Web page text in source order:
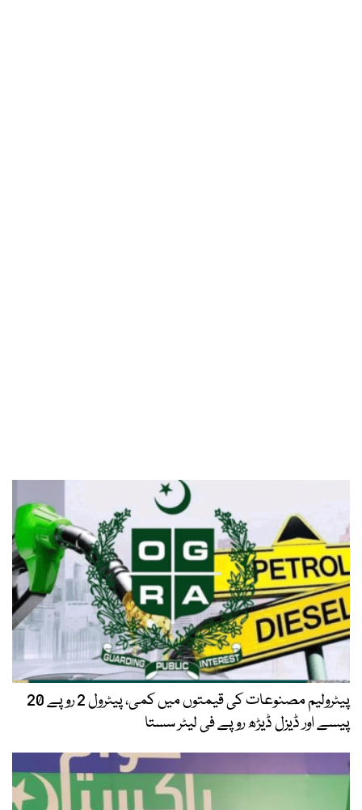
پیٹرولیم مصنوعات کی قیمتوں میں کمی، پیٹرول 2 روپے 20
پیسے اور ڈیزل ڈیڑھ روپے فی لیٹر سستا